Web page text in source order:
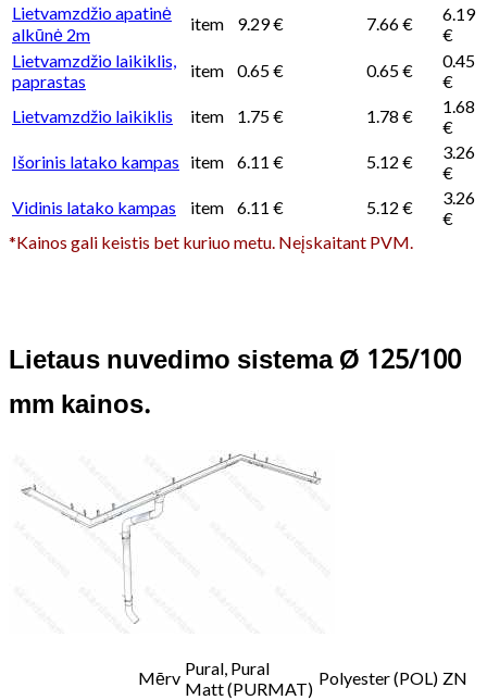
Lietvamzdžio apatinė
alkūnė 2m
item 9.29 € 7.66 €
6.19
€
Lietvamzdžio laikiklis,
paprastas
item 0.65 € 0.65 €
0.45
€
Lietvamzdžio laikiklis
item 1.75 € 1.78 €
1.68
€
Išorinis latako kampas
item 6.11 € 5.12 €
3.26
€
Vidinis latako kampas
item 6.11 € 5.12 €
3.26
€
*Kainos gali keistis bet kuriuo metu. Neįskaitant PVM.
Lietaus nuvedimo sistema Ø 125/100
mm kainos.
Mērv Pural, Pural
Matt (PURMAT)
Polyester (POL) ZN